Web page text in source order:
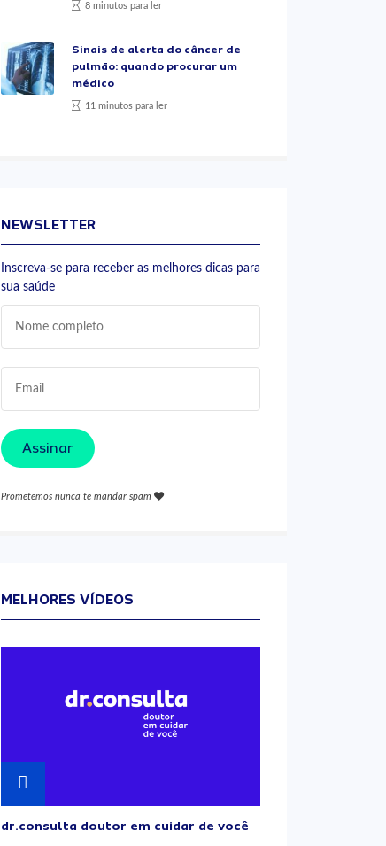
8 minutos para ler
Sinais de alerta do câncer de
pulmão: quando procurar um
médico
11 minutos para ler
NEWSLETTER
Inscreva-se para receber as melhores dicas para
sua saúde
Assinar
Prometemos nunca te mandar spam
MELHORES VÍDEOS
dr.consulta doutor em cuidar de você